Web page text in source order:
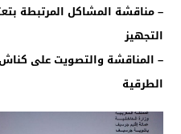
– مناقشة المشاكل المرتبطة
التجهيز
– المناقشة والتصويت على
الطرقية